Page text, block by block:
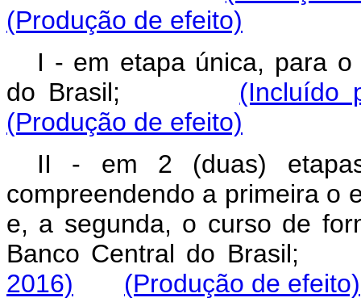
(Produção de efeito)
I - em etapa única, para
do Brasil; (Incluído
(Produção de efeito)
II - em 2 (duas)
compreendendo a primeira o
e, a segunda, o curso de
Banco Central do
2016)
(Produção de efeito)